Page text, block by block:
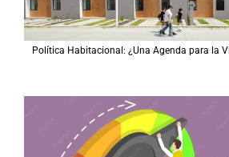
Política Habitacional: ¿Una Agenda para la